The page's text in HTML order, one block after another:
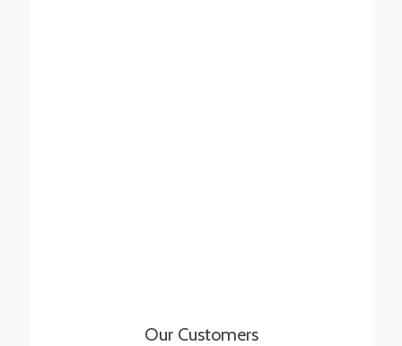
Our Customers